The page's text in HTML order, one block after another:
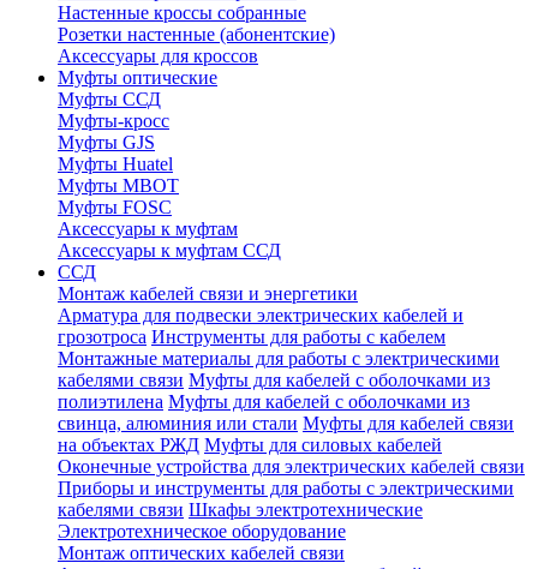
Настенные кроссы собранные
Розетки настенные (абонентские)
Аксессуары для кроссов
Муфты оптические
Муфты ССД
Муфты-кросс
Муфты GJS
Муфты Huatel
Муфты МВОТ
Муфты FOSC
Аксессуары к муфтам
Аксессуары к муфтам ССД
ССД
Монтаж кабелей связи и энергетики
Арматура для подвески электрических кабелей и
грозотроса Инструменты для работы с кабелем
Монтажные материалы для работы с электрическими
кабелями связи Муфты для кабелей с оболочками из
полиэтилена Муфты для кабелей с оболочками из
свинца, алюминия или стали Муфты для кабелей связи
на объектах РЖД Муфты для силовых кабелей
Оконечные устройства для электрических кабелей связи
Приборы и инструменты для работы с электрическими
кабелями связи Шкафы электротехнические
Электротехническое оборудование
Монтаж оптических кабелей связи